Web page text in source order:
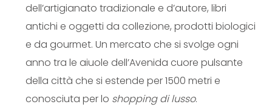
dell’artigianato tradizionale e d’autore, libri
antichi e oggetti da collezione, prodotti biologici
e da gourmet. Un mercato che si svolge ogni
anno tra le aiuole dell’Avenida cuore pulsante
della città che si estende per 1500 metri e
conosciuta per lo shopping di lusso.